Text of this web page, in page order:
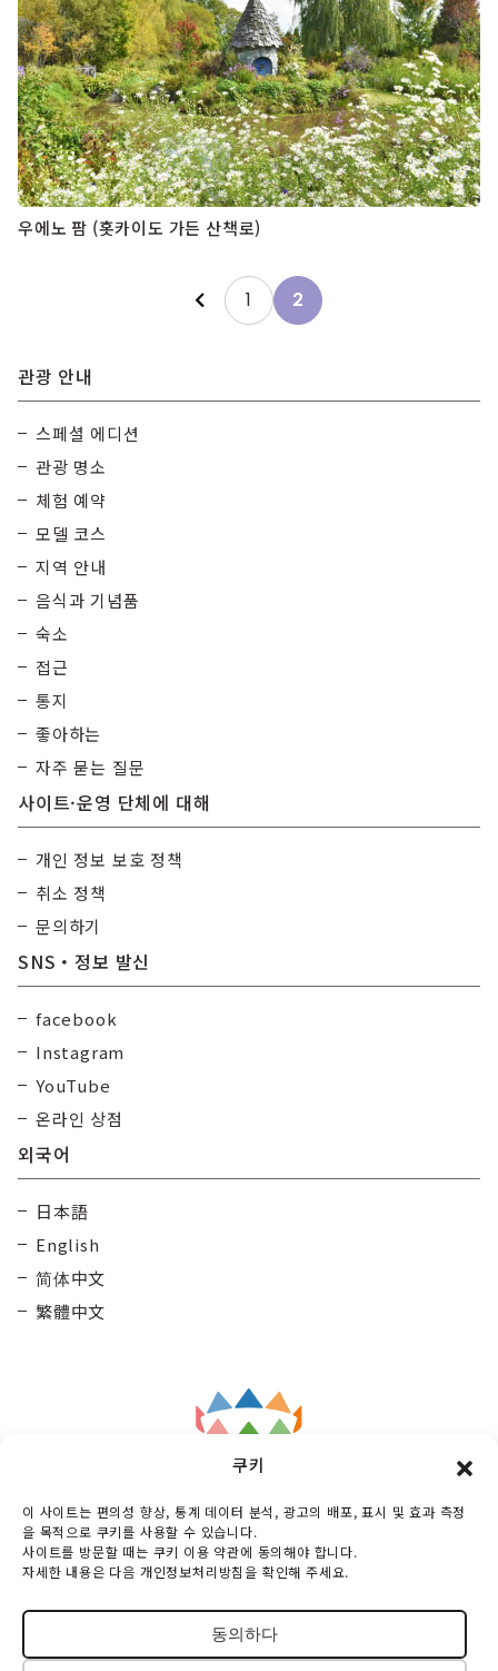
쿠키
이 사이트는 편의성 향상, 통계 데이터 분석, 광고의 배포, 표시 및 효과 측정
을 목적으로 쿠키를 사용할 수 있습니다.
사이트를 방문할 때는 쿠키 이용 약관에 동의해야 합니다.
자세한 내용은 다음 개인정보처리방침을 확인해 주세요.
동의하다
우에노 팜 (홋카이도 가든 산책로)
1 2
관광 안내
스페셜 에디션
관광 명소
체험 예약
모델 코스
지역 안내
음식과 기념품
숙소
접근
통지
좋아하는
자주 묻는 질문
사이트·운영 단체에 대해
개인 정보 보호 정책
취소 정책
문의하기
SNS・정보 발신
facebook
Instagram
YouTube
온라인 상점
외국어
日本語
English
简体中文
繁體中文
Kamui Mintara DMO
Maruunhall 3rd floor, 10-3-2 Miyashitadoori,
Asahikawa-shi, Hokkaido, 070-0030, Japan
TEL :0166-73-6968